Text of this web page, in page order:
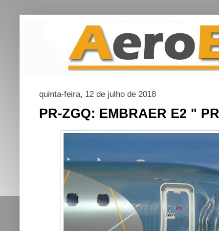
quinta-feira, 12 de julho de 2018
PR-ZGQ: EMBRAER E2 "